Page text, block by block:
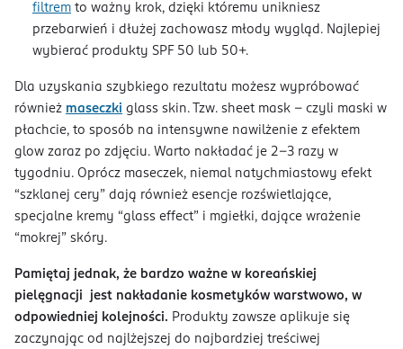
filtrem to ważny krok, dzięki któremu unikniesz
przebarwień i dłużej zachowasz młody wygląd. Najlepiej
wybierać produkty SPF 50 lub 50+.
Dla uzyskania szybkiego rezultatu możesz wypróbować
również maseczki glass skin. Tzw. sheet mask – czyli maski w
płachcie, to sposób na intensywne nawilżenie z efektem
glow zaraz po zdjęciu. Warto nakładać je 2-3 razy w
tygodniu. Oprócz maseczek, niemal natychmiastowy efekt
“szklanej cery” dają również esencje rozświetlające,
specjalne kremy “glass effect” i mgiełki, dające wrażenie
“mokrej” skóry.
Pamiętaj jednak, że bardzo ważne w koreańskiej
pielęgnacji jest nakładanie kosmetyków warstwowo, w
odpowiedniej kolejności. Produkty zawsze aplikuje się
zaczynając od najlżejszej do najbardziej treściwej